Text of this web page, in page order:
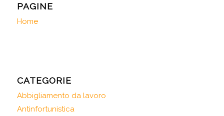
PAGINE
Home
CATEGORIE
Abbigliamento da lavoro
Antinfortunistica